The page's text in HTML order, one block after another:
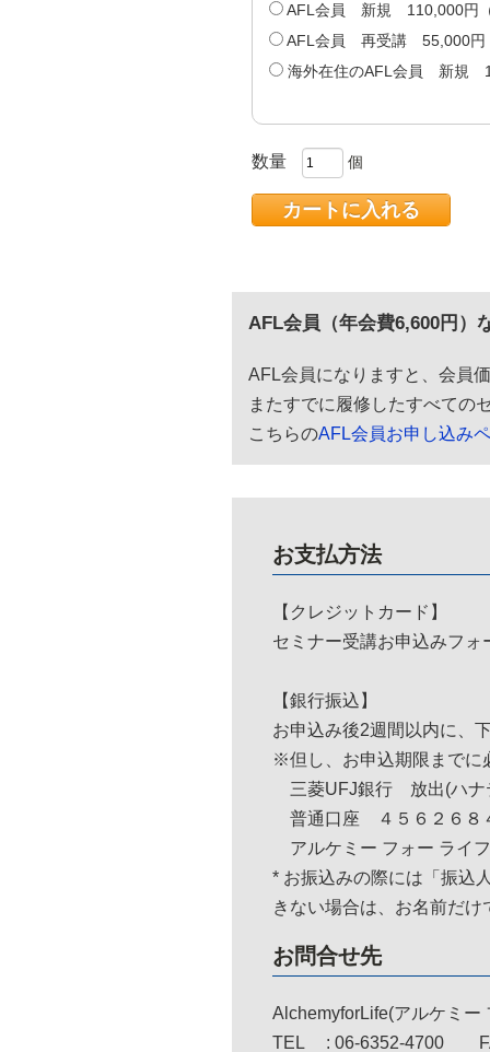
AFL会員 新規 110,000円
AFL会員 再受講 55,000
海外在住のAFL会員 新規
数量 個
AFL会員（年会費6,600円）
AFL会員になりますと、会員
またすでに履修したすべての
こちらのAFL会員お申し込み
お支払方法
【クレジットカード】
セミナー受講お申込みフ
【銀行振込】
お申込み後2週間以内に、
※但し、 お申込期限までに
三菱UFJ銀行 放出(ハナ
普通口座 ４５６２６８
アルケミー フォー ライ
* お振込みの際には「振込
きない場合は、お名前だけ
お問合せ先
AlchemyforLife(アルケミー
TEL : 06-6352-4700